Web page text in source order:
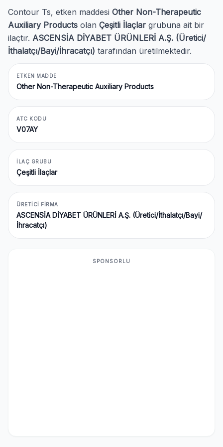
Contour Ts, etken maddesi Other Non-Therapeutic
Auxiliary Products olan Çeşitli İlaçlar grubuna ait bir
ilaçtır. ASCENSİA DİYABET ÜRÜNLERİ A.Ş. (Üretici/
İthalatçı/Bayi/İhracatçı) tarafından üretilmektedir.
ETKEN MADDE
Other Non-Therapeutic Auxiliary Products
ATC KODU
V07AY
İLAÇ GRUBU
Çeşitli İlaçlar
ÜRETICI FIRMA
ASCENSİA DİYABET ÜRÜNLERİ A.Ş. (Üretici/İthalatçı/Bayi/
İhracatçı)
SPONSORLU